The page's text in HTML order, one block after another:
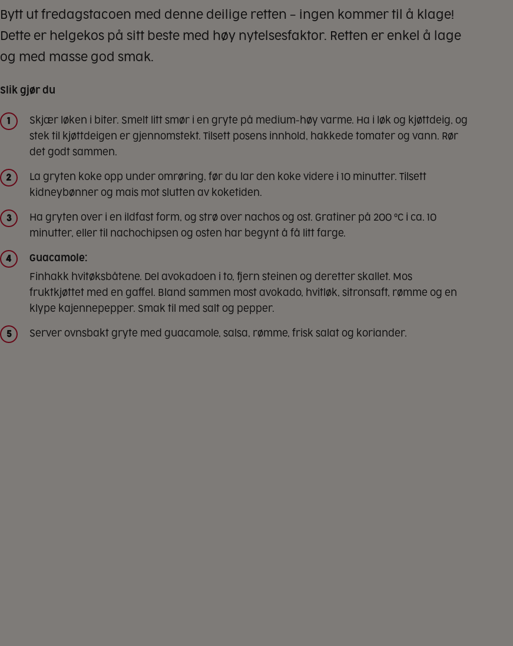
Bytt ut fredagstacoen med denne deilige retten – ingen kommer til å klage!
Dette er helgekos på sitt beste med høy nytelsesfaktor. Retten er enkel å lage
og med masse god smak.
Slik gjør du
1
Skjær løken i biter. Smelt litt smør i en gryte på medium-høy varme. Ha i løk og kjøttdeig, og
stek til kjøttdeigen er gjennomstekt. Tilsett posens innhold, hakkede tomater og vann. Rør
det godt sammen.
2
La gryten koke opp under omrøring, før du lar den koke videre i 10 minutter. Tilsett
kidneybønner og mais mot slutten av koketiden.
3
Ha gryten over i en ildfast form, og strø over nachos og ost. Gratiner på 200 °C i ca. 10
minutter, eller til nachochipsen og osten har begynt å få litt farge.
4
Guacamole:
Finhakk hvitøksbåtene. Del avokadoen i to, fjern steinen og deretter skallet. Mos
fruktkjøttet med en gaffel. Bland sammen most avokado, hvitløk, sitronsaft, rømme og en
klype kajennepepper. Smak til med salt og pepper.
5 Server ovnsbakt gryte med guacamole, salsa, rømme, frisk salat og koriander.